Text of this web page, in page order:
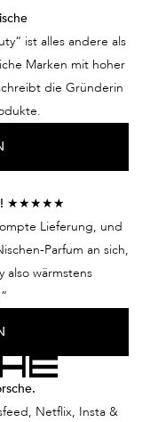
ist alles andere als
Marken mit hoher
die Gründerin
★★★★★
Lieferung, und
Parfum an sich,
also wärmstens
Netflix, Insta &